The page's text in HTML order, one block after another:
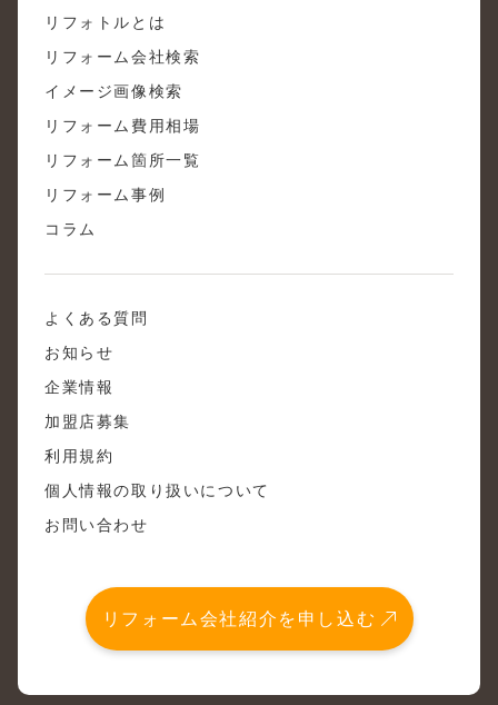
リフォトルとは
リフォーム会社検索
イメージ画像検索
リフォーム費用相場
リフォーム箇所一覧
リフォーム事例
コラム
よくある質問
お知らせ
企業情報
加盟店募集
利用規約
個人情報の取り扱いについて
お問い合わせ
リフォーム会社紹介を申し込む